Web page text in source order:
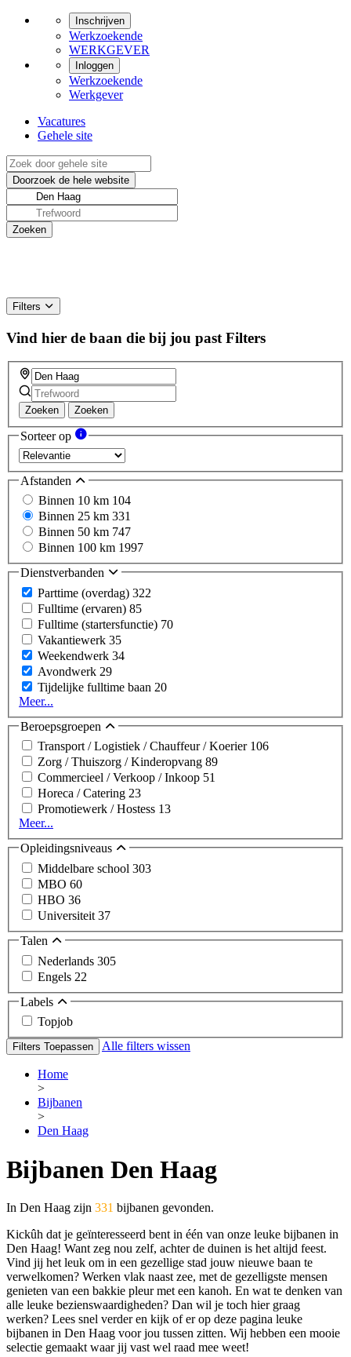
Inschrijven
Werkzoekende
WERKGEVER
Inloggen
Werkzoekende
Werkgever
Vacatures
Gehele site
Filters
Vind hier de baan die bij jou past Filters
Zoeken Zoeken
Sorteer op
Afstanden
Binnen 10 km 104
Binnen 25 km 331
Binnen 50 km 747
Binnen 100 km 1997
Dienstverbanden
Parttime (overdag) 322
Fulltime (ervaren) 85
Fulltime (startersfunctie) 70
Vakantiewerk 35
Weekendwerk 34
Avondwerk 29
Tijdelijke fulltime baan 20
Meer...
Beroepsgroepen
Transport / Logistiek / Chauffeur / Koerier 106
Zorg / Thuiszorg / Kinderopvang 89
Commercieel / Verkoop / Inkoop 51
Horeca / Catering 23
Promotiewerk / Hostess 13
Meer...
Opleidingsniveaus
Middelbare school 303
MBO 60
HBO 36
Universiteit 37
Talen
Nederlands 305
Engels 22
Labels
Topjob
Filters Toepassen Alle filters wissen
Home
>
Bijbanen
>
Den Haag
Bijbanen Den Haag
In Den Haag zijn 331 bijbanen gevonden.
Kickûh dat je geïnteresseerd bent in één van onze leuke bijbanen in
Den Haag! Want zeg nou zelf, achter de duinen is het altijd feest.
Vind jij het leuk om in een gezellige stad jouw nieuwe baan te
verwelkomen? Werken vlak naast zee, met de gezelligste mensen
genieten van een bakkie pleur met een kanoh. En wat te denken van
alle leuke bezienswaardigheden? Dan wil je toch hier graag
werken? Lees snel verder en kijk of er op deze pagina leuke
bijbanen in Den Haag voor jou tussen zitten. Wij hebben een mooie
selectie gemaakt waar jij vast wel raad mee weet!